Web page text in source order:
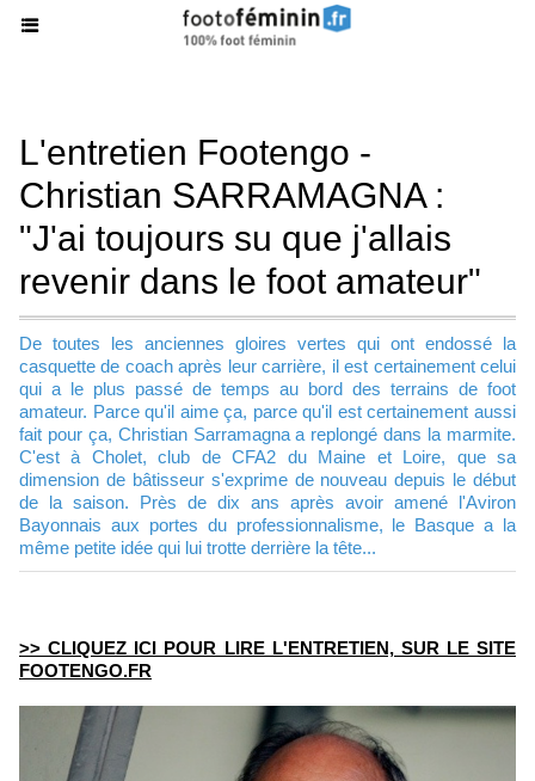
L'entretien Footengo -
Christian SARRAMAGNA :
"J'ai toujours su que j'allais
revenir dans le foot amateur"
De toutes les anciennes gloires vertes qui ont endossé la
casquette de coach après leur carrière, il est certainement celui
qui a le plus passé de temps au bord des terrains de foot
amateur. Parce qu'il aime ça, parce qu'il est certainement aussi
fait pour ça, Christian Sarramagna a replongé dans la marmite.
C'est à Cholet, club de CFA2 du Maine et Loire, que sa
dimension de bâtisseur s'exprime de nouveau depuis le début
de la saison. Près de dix ans après avoir amené l'Aviron
Bayonnais aux portes du professionnalisme, le Basque a la
même petite idée qui lui trotte derrière la tête...
>> CLIQUEZ ICI POUR LIRE L'ENTRETIEN, SUR LE SITE
FOOTENGO.FR